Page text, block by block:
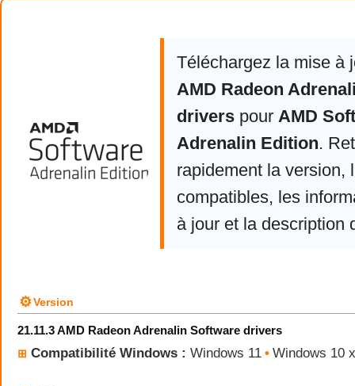
Téléchargez la mise à
AMD Radeon
drivers pour AMD
Adrenalin Edition.
rapidement la version,
compatibles, les
à jour et la description
⚙Version
21.11.3 AMD Radeon Adrenalin Software drivers
⊞ Compatibilité Windows : Windows 11 • Windows 10